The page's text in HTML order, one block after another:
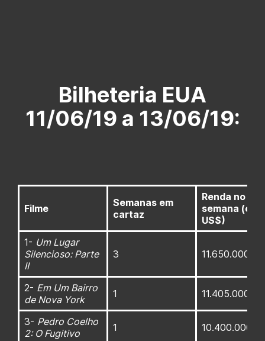
Bilheteria EUA
11/06/19 a 13/06/19:
Filme
Semanas em
cartaz
Renda no fim
semana (em
US$)
1- Um Lugar
Silencioso: Parte
II
3 11.650.000
2- Em Um Bairro
de Nova York
1 11.405.000
3- Pedro Coelho
2: O Fugitivo
1 10.400.000